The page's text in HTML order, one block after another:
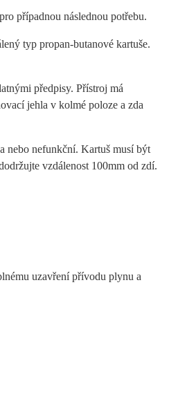
případnou následnou potřebu.
typ propan-butanové kartuše.
předpisy. Přístroj má
jehla v kolmé poloze a zda
nebo nefunkční. Kartuš musí být
vzdálenost 100mm od zdí.
uzavření přívodu plynu a